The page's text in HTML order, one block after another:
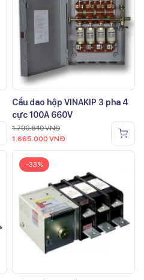
Cầu dao hộp VINAKIP 3 pha 4
cực 100A 660V
1.790.640VNĐ
1.665.000 VNĐ
-33%